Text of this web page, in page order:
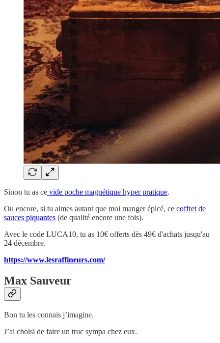
Sinon tu as ce vide poche magnétique hyper pratique.
Ou encore, si tu aimes autant que moi manger épicé, ce coffret de
sauces piquantes (de qualité encore une fois).
Avec le code LUCA10, tu as 10€ offerts dès 49€ d'achats jusqu'au
24 décembre.
https://www.lesraffineurs.com/
Max Sauveur
Bon tu les connais j’imagine.
J’ai choisi de faire un truc sympa chez eux.